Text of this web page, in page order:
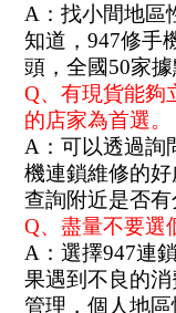
A：找小間地區
知道，947修手
頭，全國50家
Q、有現貨能夠
的店家為首選。
A：可以透過詢
機連鎖維修的
查詢附近是否有
Q、盡量不要選
A：選擇947連
果遇到不良的
管理，個人地